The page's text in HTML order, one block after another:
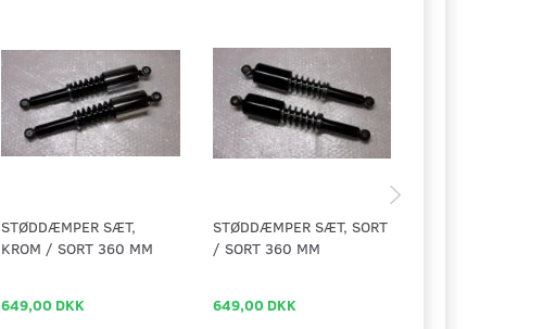
STØDDÆMPER SÆT,
KROM / SORT 360 MM
649,00 DKK
STØDDÆMPER SÆT, SORT
/ SORT 360 MM
649,00 DKK